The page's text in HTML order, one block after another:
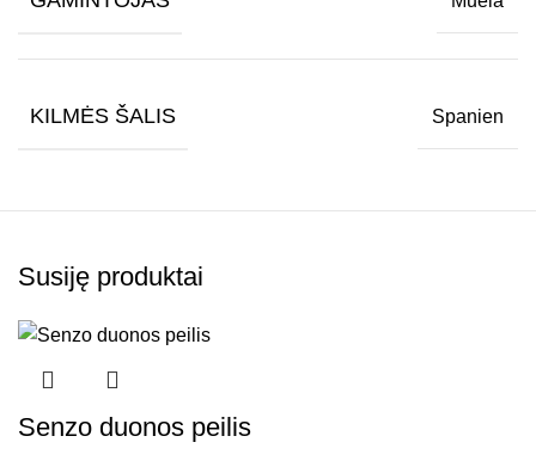
KILMĖS ŠALIS Spanien
Susiję produktai
Senzo duonos peilis